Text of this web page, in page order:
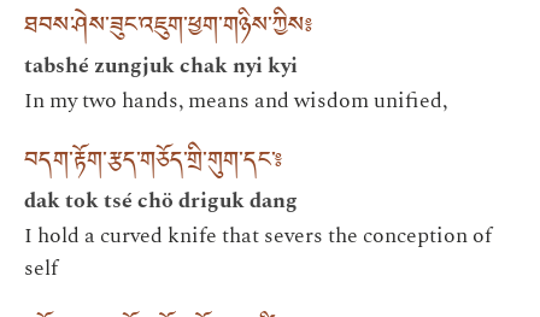
ཐབས་ཤེས་ཟུང་འཇུག་ཕྱག་གཉིས་ཀྱིས༔
tabshé zungjuk chak nyi kyi
In my two hands, means and wisdom unified,
བདག་རྟོག་རྩད་གཅོད་གྲི་གུག་དང་༔
dak tok tsé chö driguk dang
I hold a curved knife that severs the conception of
self